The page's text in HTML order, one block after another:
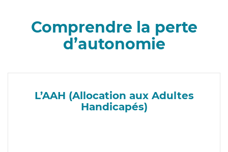
Comprendre la perte
d’autonomie
L’AAH (Allocation aux Adultes
Handicapés)